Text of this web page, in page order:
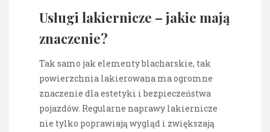
Usługi lakiernicze – jakie mają
znaczenie?
Tak samo jak elementy blacharskie, tak
powierzchnia lakierowana ma ogromne
znaczenie dla estetyki i bezpieczeństwa
pojazdów. Regularne naprawy lakiernicze
nie tylko poprawiają wygląd i zwiększają